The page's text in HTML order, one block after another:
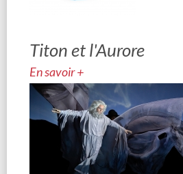
Titon et l'Aurore
En savoir +